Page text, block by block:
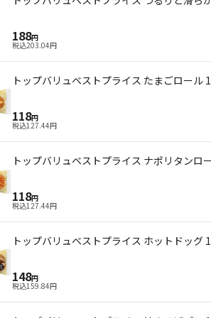
188円
税込203.04円
トップバリュベストプライス たまごロール
118円
税込127.44円
トップバリュベストプライス ナポリタンロ
118円
税込127.44円
トップバリュベストプライス ホットドッグ
148円
税込159.84円